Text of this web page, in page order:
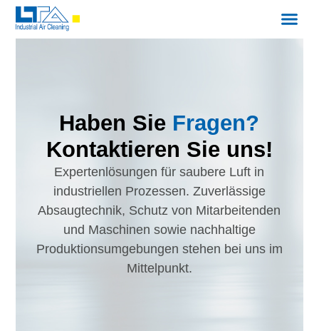
Haben Sie Fragen?
Kontaktieren Sie uns!
Expertenlösungen für saubere Luft in
industriellen Prozessen. Zuverlässige
Absaugtechnik, Schutz von Mitarbeitenden
und Maschinen sowie nachhaltige
Produktionsumgebungen stehen bei uns im
Mittelpunkt.